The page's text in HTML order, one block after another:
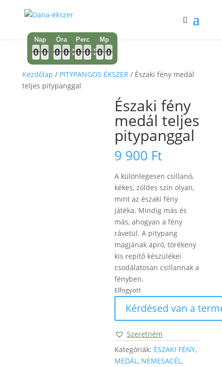
0
0
0
0 0
0
0
0 0
0
0
0 0
0
0
0 0
0
0
0 0
0
0
0 0
0
0
0 0
0
0
0
Kezdőlap / PITYPANGOS ÉKSZER/ Északi fény medál
teljes pitypanggal
Északi fény
medál teljes
pitypanggal
9 900 Ft
A különlegesen csillanó,
kékes, zöldes szín olyan,
mint az északi fény
játéka. Mindig más és
más, ahogyan a fény
rávetül. A pitypang
magjának apró, törékeny
kis repítő készülékei
csodálatosan csillannak a
fényben.
Elfogyott
Szeretném
Kategóriák: ÉSZAKI FÉNY,
MEDÁL, NEMESACÉL,